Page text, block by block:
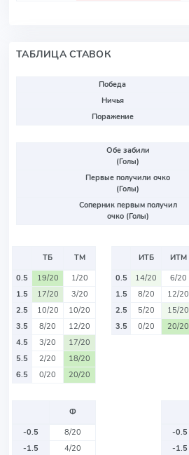
ТАБЛИЦА СТАВОК
Победа
Ничья
Поражение
Обе забили
(Голы)
Первые получили очко
(Голы)
Соперник первым получил
очко (Голы)
ТБ
ТМ
0.5
19/20
1/20
1.5
17/20
3/20
2.5
10/20
10/20
3.5
8/20
12/20
4.5
3/20
17/20
5.5
2/20
18/20
6.5
0/20 20/20
ИТБ
ИТМ
0.5
14/20
6/20
1.5
8/20
12/20
2.5
5/20
15/20
3.5
0/20 20/20
Ф
-0.5
8/20
-1.5
4/20
-0.5
-1.5